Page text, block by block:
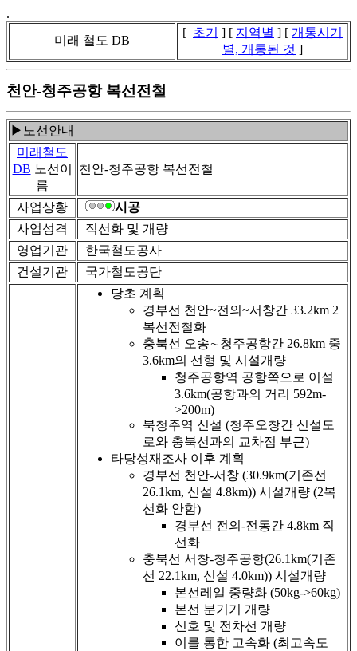
.
미래 철도 DB
[ 초기 ] [ 지역별 ] [ 개통시기
별, 개통된 것 ]
천안-청주공항 복선전철
▶노선안내
미래철도
DB 노선이
름
천안-청주공항 복선전철
사업상황
시공
사업성격
직선화 및 개량
영업기관
한국철도공사
건설기관
국가철도공단
당초 계획
경부선 천안~전의~서창간 33.2km 2
복선전철화
충북선 오송∼청주공항간 26.8km 중
3.6km의 선형 및 시설개량
청주공항역 공항쪽으로 이설
3.6km(공항과의 거리 592m-
>200m)
북청주역 신설 (청주오창간 신설도
로와 충북선과의 교차점 부근)
타당성재조사 이후 계획
경부선 천안-서창 (30.9km(기존선
26.1km, 신설 4.8km)) 시설개량 (2복
선화 안함)
경부선 전의-전동간 4.8km 직
선화
충북선 서창-청주공항(26.1km(기존
선 22.1km, 신설 4.0km)) 시설개량
본선레일 중량화 (50kg->60kg)
본선 분기기 개량
신호 및 전차선 개량
이를 통한 고속화 (최고속도